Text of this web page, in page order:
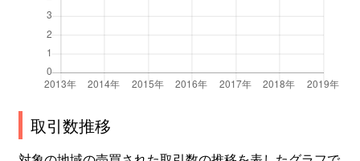
取引数推移